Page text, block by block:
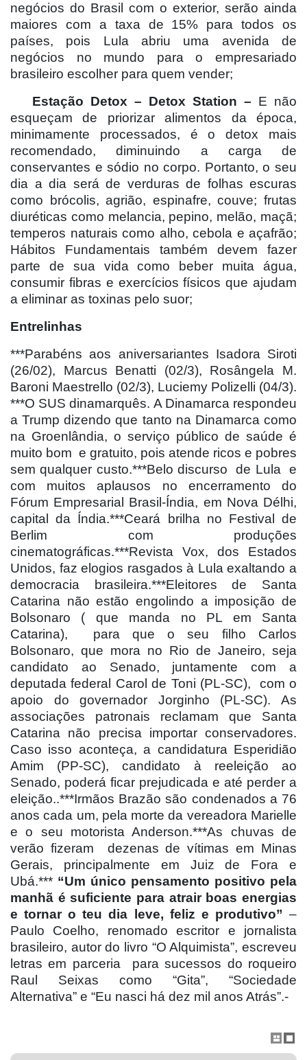
negócios do Brasil com o exterior, serão ainda
maiores com a taxa de 15% para todos os
países, pois Lula abriu uma avenida de
negócios no mundo para o empresariado
brasileiro escolher para quem vender;
Estação Detox – Detox Station – E não
esqueçam de priorizar alimentos da época,
minimamente processados, é o detox mais
recomendado, diminuindo a carga de
conservantes e sódio no corpo. Portanto, o seu
dia a dia será de verduras de folhas escuras
como brócolis, agrião, espinafre, couve; frutas
diuréticas como melancia, pepino, melão, maçã;
temperos naturais como alho, cebola e açafrão;
Hábitos Fundamentais também devem fazer
parte de sua vida como beber muita água,
consumir fibras e exercícios físicos que ajudam
a eliminar as toxinas pelo suor;
Entrelinhas
***Parabéns aos aniversariantes Isadora Siroti
(26/02), Marcus Benatti (02/3), Rosângela M.
Baroni Maestrello (02/3), Luciemy Polizelli (04/3).
***O SUS dinamarquês. A Dinamarca respondeu
a Trump dizendo que tanto na Dinamarca como
na Groenlândia, o serviço público de saúde é
muito bom e gratuito, pois atende ricos e pobres
sem qualquer custo.***Belo discurso
de Lula e
com muitos aplausos no encerramento do
Fórum Empresarial Brasil-Índia, em Nova Délhi,
capital da Índia.***Ceará brilha no Festival de
Berlim com produções
cinematográficas.***Revista Vox, dos Estados
Unidos, faz elogios rasgados à Lula exaltando a
democracia brasileira.***Eleitores de Santa
Catarina não estão engolindo a imposição de
Bolsonaro ( que manda no PL em Santa
Catarina),
para que o seu filho Carlos
Bolsonaro, que mora no Rio de Janeiro, seja
candidato ao Senado, juntamente com a
deputada federal Carol de Toni (PL-SC),
com o
apoio do governador Jorginho (PL-SC). As
associações patronais reclamam que Santa
Catarina não precisa importar conservadores.
Caso isso aconteça, a candidatura Esperidião
Amim (PP-SC), candidato à reeleição ao
Senado, poderá ficar prejudicada e até perder a
eleição..***Irmãos Brazão são condenados a 76
anos cada um, pela morte da vereadora Marielle
e o seu motorista Anderson.***As chuvas de
verão fizeram
dezenas de vítimas em Minas
Gerais, principalmente em Juiz de Fora e
Ubá.*** “Um único pensamento positivo pela
manhã é suficiente para atrair boas energias
e tornar o teu dia leve, feliz e produtivo” –
Paulo Coelho, renomado escritor e jornalista
brasileiro, autor do livro “O Alquimista”, escreveu
letras em parceria
para sucessos do roqueiro
Raul Seixas como “Gita”, “Sociedade
Alternativa” e “Eu nasci há dez mil anos Atrás”.-